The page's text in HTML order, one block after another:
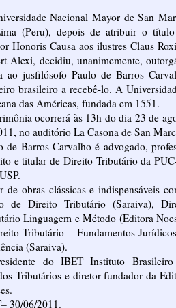
Nacional Mayor de San
(Peru), depois de atribuir o
Honoris Causa aos ilustres Claus
Alexi, decidiu, unanimemente,
ao jusfilósofo Paulo de Barros
brasileiro a recebê-lo. A
das Américas, fundada em 1551.
ocorrerá às 13h do dia 23 de
no auditório La Casona de San
de Barros Carvalho é advogado,
e titular de Direito Tributário da
de obras clássicas e indispensáveis
de Direito Tributário (Saraiva),
Linguagem e Método (Editora
Tributário – Fundamentos
(Saraiva).
do IBET Instituto
Tributários e diretor-fundador da
30/06/2011.